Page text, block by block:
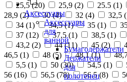
Аксессуары
Аксессуары
для
ванной
Бумагодержатели
Держатели
для
полотенец
25,5 (20) 25,9 (2) 25.5 (1)
28,9 (2) 30 (4) 32 (4) 32,5 (
34 (1) 34,5 (1) 35 (1)
37 (12) 37,5 (1) 38,5 (1)
43,2 (2) 44 (11) 45 (2)
46,5 (1) 48 (5) 48,1 (1)
5,5 (1) 50 (30) 54,5 (1)
56 (16) 56,5 (78) 56.5 (8)